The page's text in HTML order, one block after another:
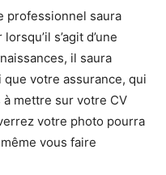
professionnel saura
s’agit d’une
il saura
votre assurance, qui
mettre sur votre CV
votre photo pourra
vous faire